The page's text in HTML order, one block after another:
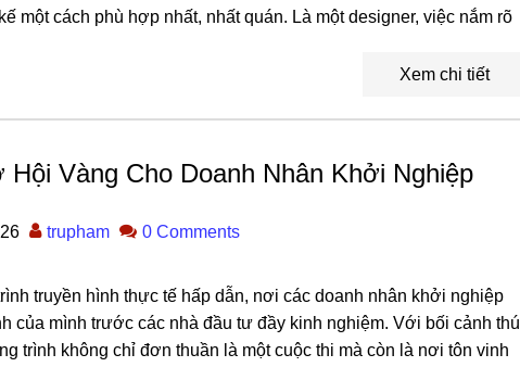
một cách phù hợp nhất, nhất quán. Là một designer, việc nắm rõ
Xem chi tiết
Hội Vàng Cho Doanh Nhân Khởi Nghiệp
trupham 0 Comments
truyền hình thực tế hấp dẫn, nơi các doanh nhân khởi nghiệp
của mình trước các nhà đầu tư đầy kinh nghiệm. Với bối cảnh thú
trình không chỉ đơn thuần là một cuộc thi mà còn là nơi tôn vinh